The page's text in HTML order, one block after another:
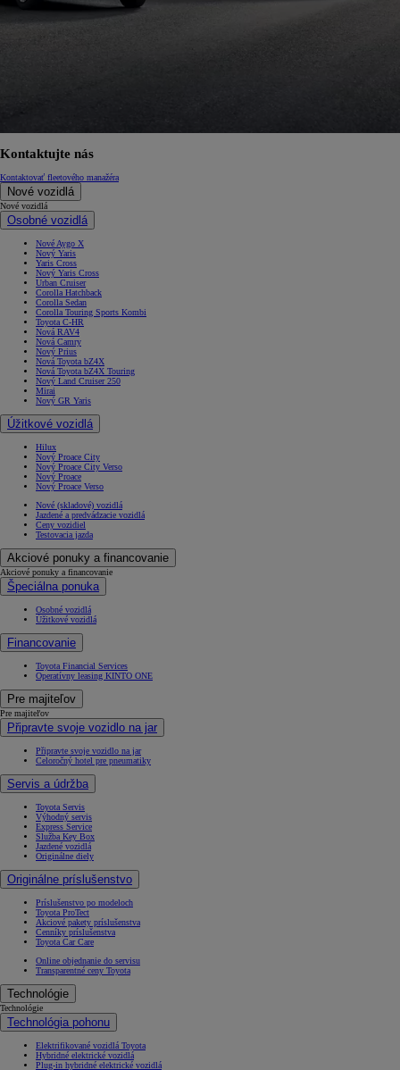
Kontaktujte nás
Kontaktovať fleetového manažéra
Nové vozidlá
Nové vozidlá
Osobné vozidlá
Nové Aygo X
Nový Yaris
Yaris Cross
Nový Yaris Cross
Urban Cruiser
Corolla Hatchback
Corolla Sedan
Corolla Touring Sports Kombi
Toyota C-HR
Nová RAV4
Nová Camry
Nový Prius
Nová Toyota bZ4X
Nová Toyota bZ4X Touring
Nový Land Cruiser 250
Mirai
Nový GR Yaris
Úžitkové vozidlá
Hilux
Nový Proace City
Nový Proace City Verso
Nový Proace
Nový Proace Verso
Nové (skladové) vozidlá
Jazdené a predvádzacie vozidlá
Ceny vozidiel
Testovacia jazda
Akciové ponuky a financovanie
Akciové ponuky a financovanie
Špeciálna ponuka
Osobné vozidlá
Úžitkové vozidlá
Financovanie
Toyota Financial Services
Operatívny leasing KINTO ONE
Pre majiteľov
Pre majiteľov
Připravte svoje vozidlo na jar
Připravte svoje vozidlo na jar
Celoročný hotel pre pneumatiky
Servis a údržba
Toyota Servis
Výhodný servis
Express Service
Služba Key Box
Jazdené vozidlá
Originálne diely
Originálne príslušenstvo
Príslušenstvo po modeloch
Toyota ProTect
Akciové pakety príslušenstva
Cenníky príslušenstva
Toyota Car Care
Online objednanie do servisu
Transparentné ceny Toyota
Technológie
Technológie
Technológia pohonu
Elektrifikované vozidlá Toyota
Hybridné elektrické vozidlá
Plug-in hybridné elektrické vozidlá